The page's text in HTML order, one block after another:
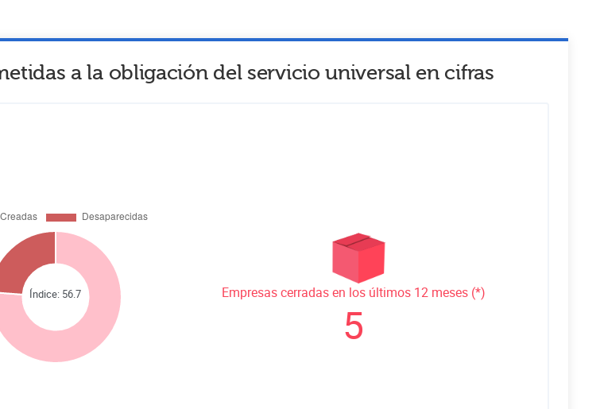
a la obligación del servicio universalen cifras
Índice: 56.7 Empresas cerradas en los últimos 12 meses (*)
5